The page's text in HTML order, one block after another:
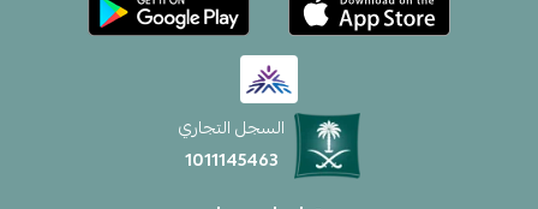
السجل التجاري
1011145463